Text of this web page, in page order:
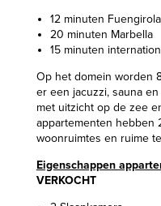
12 minuten
20 minuten Marbella
15 minuten
Op het domein worden
er een jacuzzi, sauna
met uitzicht op de zee
appartementen hebben
woonruimtes en ruime
Eigenschappen
VERKOCHT